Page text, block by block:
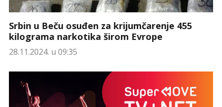
Srbin u Beču osuđen za krijumčarenje 455
kilograma narkotika širom Evrope
28.11.2024. u 09:35